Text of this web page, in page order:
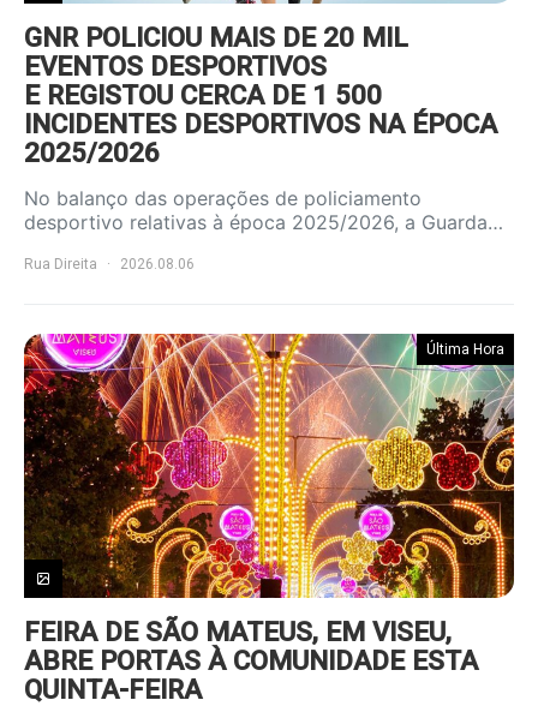
GNR POLICIOU MAIS DE 20 MIL
EVENTOS DESPORTIVOS
E REGISTOU CERCA DE 1 500
INCIDENTES DESPORTIVOS NA ÉPOCA
2025/2026
No balanço das operações de policiamento
desportivo relativas à época 2025/2026, a Guarda…
Rua Direita 2026.08.06
Última Hora
FEIRA DE SÃO MATEUS, EM VISEU,
ABRE PORTAS À COMUNIDADE ESTA
QUINTA-FEIRA